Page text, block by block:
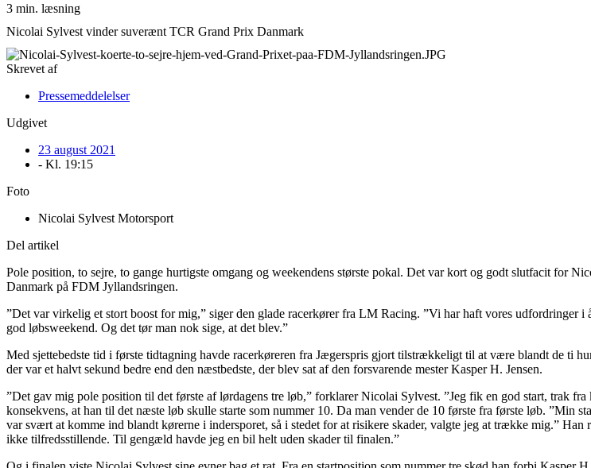
3 min. læsning
Nicolai Sylvest vinder suverænt TCR Grand Prix Danmark
Skrevet af
Pressemeddelelser
Udgivet
23 august 2021
- Kl. 19:15
Foto
Nicolai Sylvest Motorsport
Del artikel
Pole position, to sejre, to gange hurtigste omgang og weekendens største pokal. Det var kort og godt slutfacit for
Danmark på FDM Jyllandsringen.
”Det var virkelig et stort boost for mig,” siger den glade racerkører fra LM Racing. ”Vi har haft vores udfordringer
god løbsweekend. Og det tør man nok sige, at det blev.”
Med sjettebedste tid i første tidtagning havde racerkøreren fra Jægerspris gjort tilstrækkeligt til at være blandt de ti
der var et halvt sekund bedre end den næstbedste, der blev sat af den forsvarende mester Kasper H. Jensen.
”Det gav mig pole position til det første af lørdagens tre løb,” forklarer Nicolai Sylvest. ”Jeg fik en god start, trak
konsekvens, at han til det næste løb skulle starte som nummer 10. Da man vender de 10 første fra første løb. ”Min
var svært at komme ind blandt kørerne i indersporet, så i stedet for at risikere skader, valgte jeg at trække mig.”
ikke tilfredsstillende. Til gengæld havde jeg en bil helt uden skader til finalen.”